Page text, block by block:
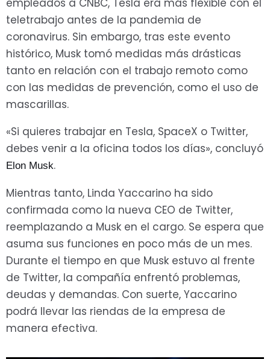
empleados a CNBC, Tesla era más flexible con el
teletrabajo antes de la pandemia de
coronavirus. Sin embargo, tras este evento
histórico, Musk tomó medidas más drásticas
tanto en relación con el trabajo remoto como
con las medidas de prevención, como el uso de
mascarillas.
«Si quieres trabajar en Tesla, SpaceX o Twitter,
debes venir a la oficina todos los días», concluyó
Elon Musk.
Mientras tanto, Linda Yaccarino ha sido
confirmada como la nueva CEO de Twitter,
reemplazando a Musk en el cargo. Se espera que
asuma sus funciones en poco más de un mes.
Durante el tiempo en que Musk estuvo al frente
de Twitter, la compañía enfrentó problemas,
deudas y demandas. Con suerte, Yaccarino
podrá llevar las riendas de la empresa de
manera efectiva.